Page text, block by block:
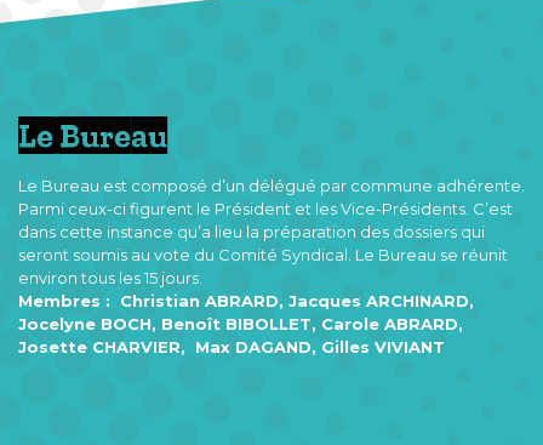
Le Bureau
Le Bureau est composé d’un délégué par commune adhérente.
Parmi ceux-ci figurent le Président et les Vice-Présidents. C’est
dans cette instance qu’a lieu la préparation des dossiers qui
seront soumis au vote du Comité Syndical. Le Bureau se réunit
environ tous les 15 jours.
Membres : Christian ABRARD, Jacques ARCHINARD,
Jocelyne BOCH, Benoît BIBOLLET, Carole ABRARD,
Josette CHARVIER, Max DAGAND, Gilles VIVIANT